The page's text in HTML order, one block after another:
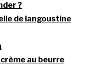
?
de langoustine
au beurre